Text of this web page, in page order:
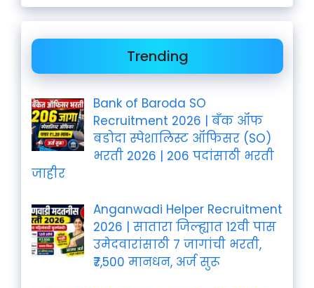
Trending
Bank of Baroda SO
Recruitment 2026 | बँक ऑफ
बडोदा स्पेशालिस्ट ऑफिसर (SO)
भरती 2026 | 206 पदांसाठी भरती
जाहीर
Anganwadi Helper Recruitment
2026 | सातारा जिल्ह्यात 12वी पास
उमेदवारांसाठी 7 जागांची भरती,
₹7,500 मानधन, अर्ज सुरू